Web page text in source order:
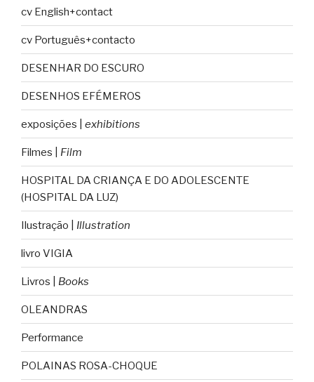
cv English+contact
cv Português+contacto
DESENHAR DO ESCURO
DESENHOS EFÉMEROS
exposições | exhibitions
Filmes | Film
HOSPITAL DA CRIANÇA E DO ADOLESCENTE
(HOSPITAL DA LUZ)
Ilustração | Illustration
livro VIGIA
Livros | Books
OLEANDRAS
Performance
POLAINAS ROSA-CHOQUE